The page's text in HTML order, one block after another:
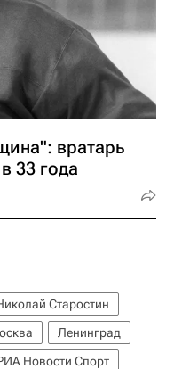
вратарь
33 года
Старостин
Ленинград
Новости Спорт